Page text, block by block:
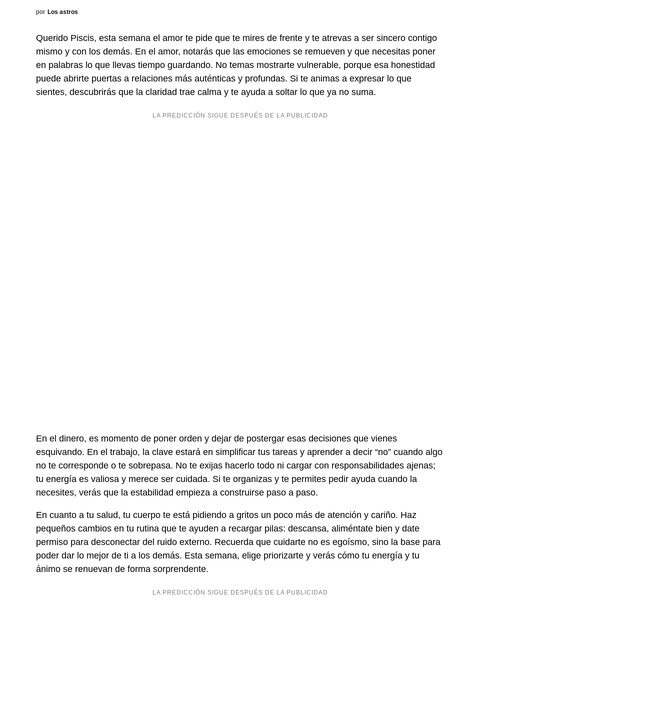
por Los astros
Querido Piscis, esta semana el amor te pide que te mires de frente y te atrevas a ser sincero contigo
mismo y con los demás. En el amor, notarás que las emociones se remueven y que necesitas poner
en palabras lo que llevas tiempo guardando. No temas mostrarte vulnerable, porque esa honestidad
puede abrirte puertas a relaciones más auténticas y profundas. Si te animas a expresar lo que
sientes, descubrirás que la claridad trae calma y te ayuda a soltar lo que ya no suma.
En el dinero, es momento de poner orden y dejar de postergar esas decisiones que vienes
esquivando. En el trabajo, la clave estará en simplificar tus tareas y aprender a decir “no” cuando algo
no te corresponde o te sobrepasa. No te exijas hacerlo todo ni cargar con responsabilidades ajenas;
tu energía es valiosa y merece ser cuidada. Si te organizas y te permites pedir ayuda cuando la
necesites, verás que la estabilidad empieza a construirse paso a paso.
En cuanto a tu salud, tu cuerpo te está pidiendo a gritos un poco más de atención y cariño. Haz
pequeños cambios en tu rutina que te ayuden a recargar pilas: descansa, aliméntate bien y date
permiso para desconectar del ruido externo. Recuerda que cuidarte no es egoísmo, sino la base para
poder dar lo mejor de ti a los demás. Esta semana, elige priorizarte y verás cómo tu energía y tu
ánimo se renuevan de forma sorprendente.